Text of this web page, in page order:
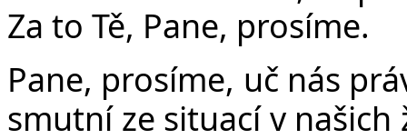
Za to Tě, Pane, prosíme.
Pane, prosíme, uč nás
smutní ze situací v